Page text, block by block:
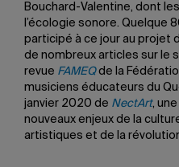
Bouchard-Valentine, dont
l’écologie sonore. Quelque
participé à ce jour au projet
de nombreux articles sur le
revue FAMEQde la
musiciens éducateurs du
janvier 2020 de NectArt,
nouveaux enjeux de la
artistiques et de la